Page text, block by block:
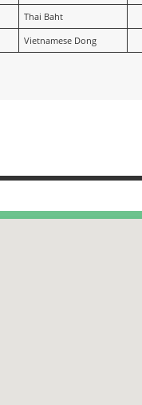
Thai Baht
Vietnamese Dong